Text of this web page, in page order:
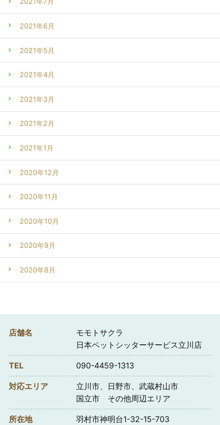
2021年6月
2021年5月
2021年4月
2021年3月
2021年2月
2021年1月
2020年12月
2020年11月
2020年10月
2020年9月
2020年8月
店舗名
モモトサクラ
日本ペットシッターサービス立川店
TEL 090-4459-1313
対応エリア
立川市、日野市、武蔵村山市
国立市 その他周辺エリア
所在地 羽村市神明台1-32-15-703